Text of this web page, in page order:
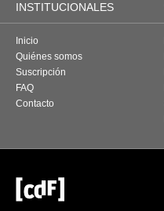
INSTITUCIONALES
Inicio
Quiénes somos
Suscripción
FAQ
Contacto